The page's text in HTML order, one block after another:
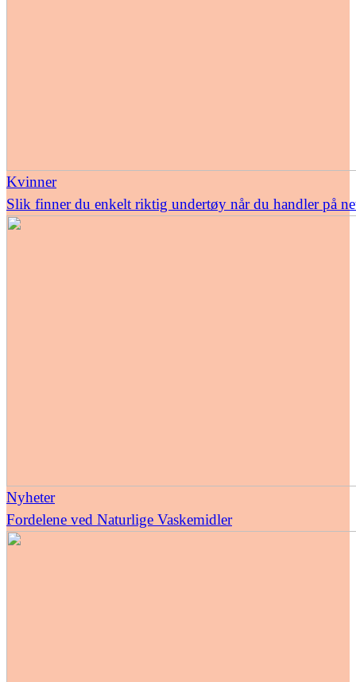
Kvinner
Slik finner du enkelt riktig undertøy når du handler på
Nyheter
Fordelene ved Naturlige Vaskemidler